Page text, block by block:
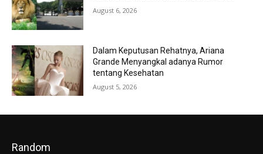
August 6, 2026
Dalam Keputusan Rehatnya, Ariana
Grande Menyangkal adanya Rumor
tentang Kesehatan
August 5, 2026
Random